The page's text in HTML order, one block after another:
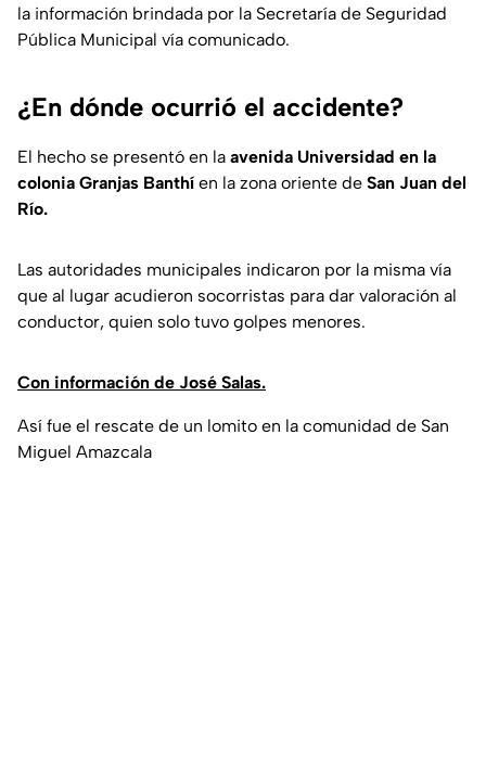
la información brindada por la Secretaría de Seguridad
Pública Municipal vía comunicado.
¿En dónde ocurrió el accidente?
El hecho se presentó en la avenida Universidad en la
colonia Granjas Banthí en la zona oriente de San Juan del
Río.
Las autoridades municipales indicaron por la misma vía
que al lugar acudieron socorristas para dar valoración al
conductor, quien solo tuvo golpes menores.
Con información de José Salas.
Así fue el rescate de un lomito en la comunidad de San
Miguel Amazcala